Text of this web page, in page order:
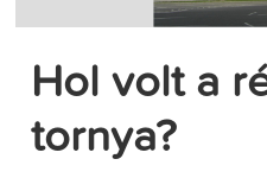
Hol volt a
tornya?